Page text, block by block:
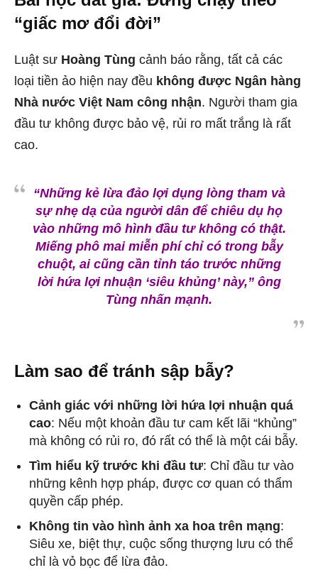
“giấc mơ đổi đời”
Luật sư Hoàng Tùng cảnh báo rằng, tất cả các
loại tiền ảo hiện nay đều không được Ngân hàng
Nhà nước Việt Nam công nhận. Người tham gia
đầu tư không được bảo vệ, rủi ro mất trắng là rất
cao.
“Những kẻ lừa đảo lợi dụng lòng tham và
sự nhẹ dạ của người dân để chiêu dụ họ
vào những mô hình đầu tư không có thật.
Miếng phô mai miễn phí chỉ có trong bẫy
chuột, ai cũng cần tỉnh táo trước những
lời hứa lợi nhuận ‘siêu khủng’ này,” ông
Tùng nhấn mạnh.
Làm sao để tránh sập bẫy?
Cảnh giác với những lời hứa lợi nhuận quá
cao: Nếu một khoản đầu tư cam kết lãi “khủng”
mà không có rủi ro, đó rất có thể là một cái bẫy.
Tìm hiểu kỹ trước khi đầu tư: Chỉ đầu tư vào
những kênh hợp pháp, được cơ quan có thẩm
quyền cấp phép.
Không tin vào hình ảnh xa hoa trên mạng:
Siêu xe, biệt thự, cuộc sống thượng lưu có thể
chỉ là vỏ bọc để lừa đảo.